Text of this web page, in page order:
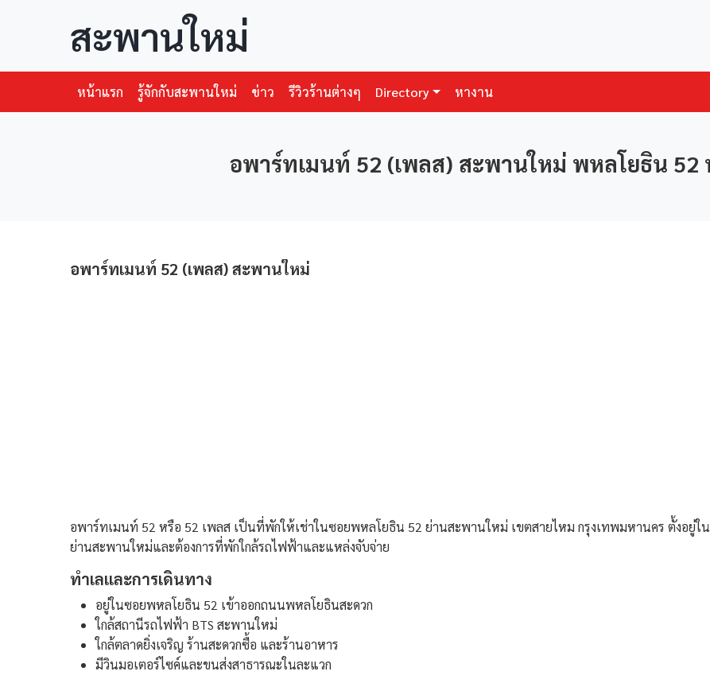
สะพานใหม่
หน้าแรก รู้จักกับสะพานใหม่ ข่าว รีวิวร้านต่างๆ Directory หางาน
อพาร์ทเมนท์ 52 (เพลส) สะพานใหม่ พหลโยธิน 52
อพาร์ทเมนท์ 52 (เพลส) สะพานใหม่
อพาร์ทเมนท์ 52 หรือ 52 เพลส เป็นที่พักให้เช่าในซอยพหลโยธิน 52 ย่านสะพานใหม่ เขตสายไหม กรุงเทพมหานคร ตั้งอยู่ใ
ย่านสะพานใหม่และต้องการที่พักใกล้รถไฟฟ้าและแหล่งจับจ่าย
ทำเลและการเดินทาง
อยู่ในซอยพหลโยธิน 52 เข้าออกถนนพหลโยธินสะดวก
ใกล้สถานีรถไฟฟ้า BTS สะพานใหม่
ใกล้ตลาดยิ่งเจริญ ร้านสะดวกซื้อ และร้านอาหาร
มีวินมอเตอร์ไซค์และขนส่งสาธารณะในละแวก